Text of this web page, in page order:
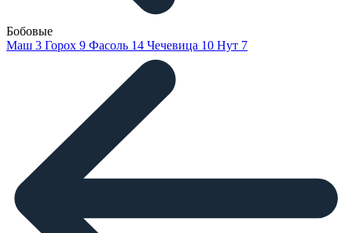
Бобовые
Маш 3 Горох 9 Фасоль 14 Чечевица 10 Нут 7